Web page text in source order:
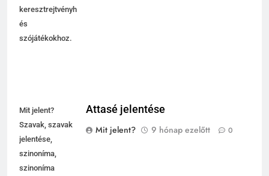
keresztrejtvényhez
és
szójátékokhoz.
Mit jelent?
Szavak, szavak
jelentése,
szinoníma,
szinoníma
Attasé jelentése
Mit jelent?
9 hónap ezelőtt 0